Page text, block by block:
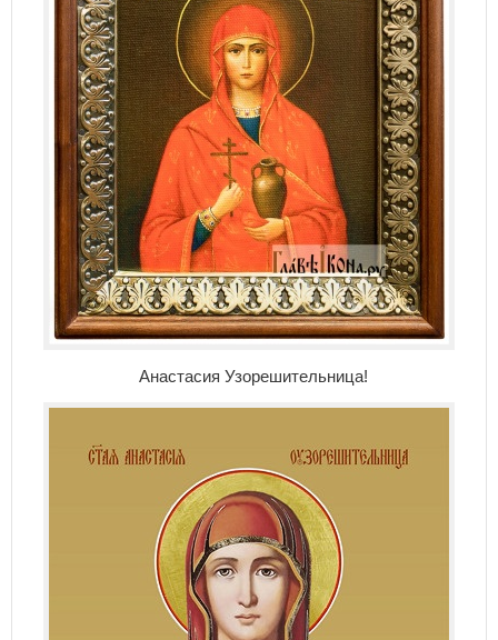
Анастасия Узорешительница!